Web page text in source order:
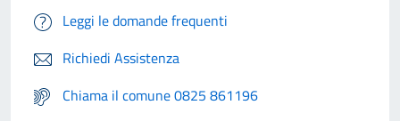
Leggi le domande frequenti
Richiedi Assistenza
Chiama il comune 0825 861196